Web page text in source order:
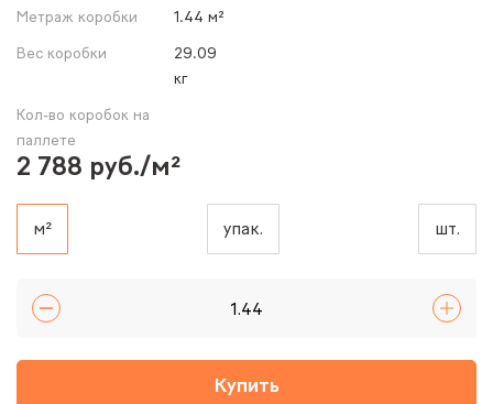
Метраж коробки
1.44 м²
Вес коробки
29.09
кг
Кол-во коробок на
паллете
2 788 руб./м²
м² упак. шт.
Купить